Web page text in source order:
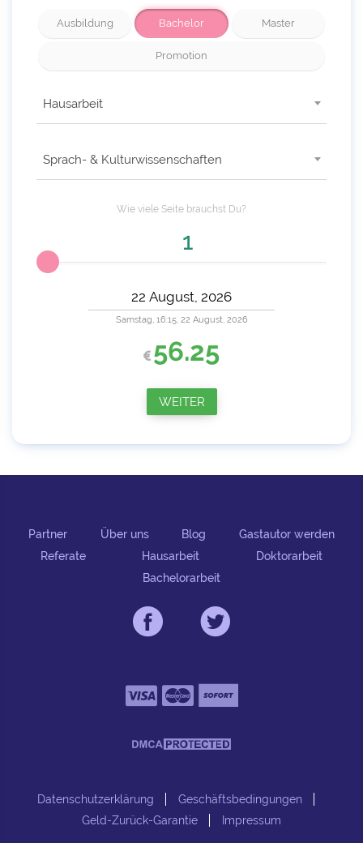
Ausbildung Bachelor Master
Promotion
Hausarbeit
Sprach- & Kulturwissenschaften
Wie viele Seite brauchst Du?
56.25
Samstag, 16:15, 22 August, 2026
WEITER
Partner Über uns Blog
Gastautor werden
Referate
Hausarbeit
Doktorarbeit
Bachelorarbeit
Datenschutzerklärung
Geschäftsbedingungen
Geld-Zurück-Garantie
Impressum